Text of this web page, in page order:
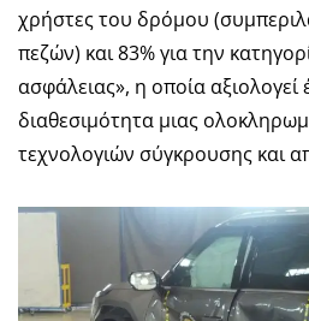
χρήστες του δρόμου
πεζών) και 83% για την
ασφάλειας», η οποία
διαθεσιμότητα μιας
τεχνολογιών σύγκρουσης και